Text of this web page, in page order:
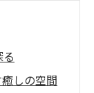
しの空間